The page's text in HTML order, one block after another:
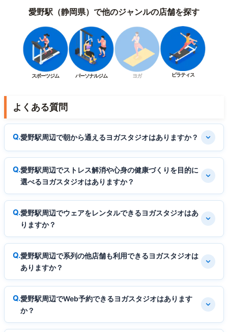
愛野駅（静岡県）で他のジャンルの店舗を探す
スポーツジム パーソナルジム ヨガ ピラティス
よくある質問
愛野駅周辺で朝から通えるヨガスタジオはありますか？
愛野駅周辺でストレス解消や心身の健康づくりを目的に
選べるヨガスタジオはありますか？
愛野駅周辺でウェアをレンタルできるヨガスタジオはあ
りますか？
愛野駅周辺で系列の他店舗も利用できるヨガスタジオは
ありますか？
愛野駅周辺でWeb予約できるヨガスタジオはあります
か？